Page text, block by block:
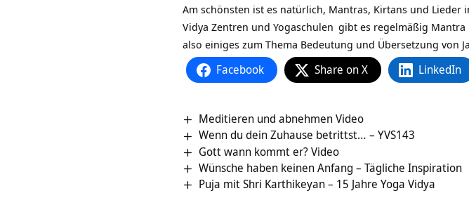
Am schönsten ist es natürlich, Mantras, Kirtans und Lieder
Vidya Zentren und Yogaschulen gibt es regelmäßig Mantra
also einiges zum Thema Bedeutung und Übersetzung von
Facebook Share on X LinkedIn
Meditieren und abnehmen Video
Wenn du dein Zuhause betrittst… – YVS143
Gott wann kommt er? Video
Wünsche haben keinen Anfang – Tägliche Inspiration
Puja mit Shri Karthikeyan – 15 Jahre Yoga Vidya